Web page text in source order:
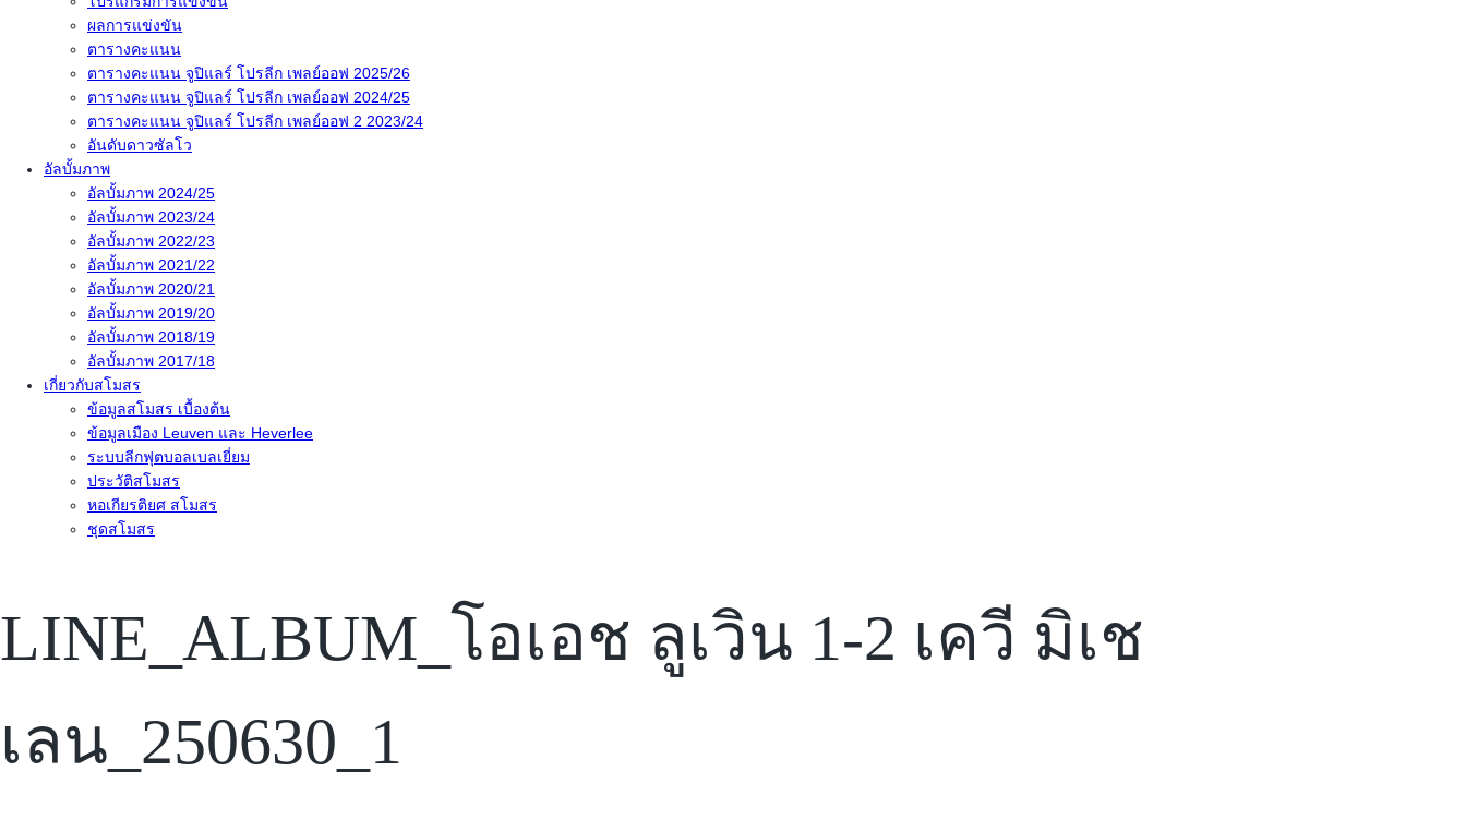
ผลการแข่งขัน
ตารางคะแนน
ตารางคะแนน จูปิแลร์ โปรลีก เพลย์ออฟ 2025/26
ตารางคะแนน จูปิแลร์ โปรลีก เพลย์ออฟ 2024/25
ตารางคะแนน จูปิแลร์ โปรลีก เพลย์ออฟ 2 2023/24
อันดับดาวซัลโว
อัลบั้มภาพ
อัลบั้มภาพ 2024/25
อัลบั้มภาพ 2023/24
อัลบั้มภาพ 2022/23
อัลบั้มภาพ 2021/22
อัลบั้มภาพ 2020/21
อัลบั้มภาพ 2019/20
อัลบั้มภาพ 2018/19
อัลบั้มภาพ 2017/18
เกี่ยวกับสโมสร
ข้อมูลสโมสร เบื้องต้น
ข้อมูลเมือง Leuven และ Heverlee
ระบบลีกฟุตบอลเบลเยี่ยม
ประวัติสโมสร
หอเกียรติยศ สโมสร
ชุดสโมสร
LINE_ALBUM_โอเอช ลูเวิน 1-2 เควี มิเช
เลน_250630_1